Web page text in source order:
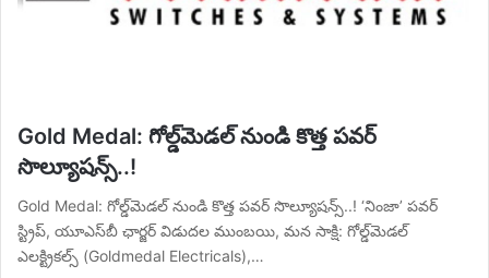
Gold Medal: గోల్డ్‌మెడల్ నుండి కొత్త పవర్
సొల్యూషన్స్..!
Gold Medal: గోల్డ్‌మెడల్ నుండి కొత్త పవర్ సొల్యూషన్స్..! ‘నింజా’ పవర్
స్ట్రిప్, యూఎస్‌బీ ఛార్జర్ విడుదల ముంబయి, మన సాక్షి: గోల్డ్‌మెడల్
ఎలక్ట్రికల్స్ (Goldmedal Electricals),…